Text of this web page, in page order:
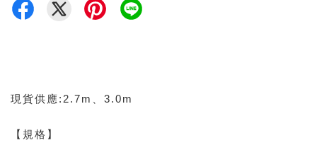
現貨供應:2.7m、3.0m
【規格】